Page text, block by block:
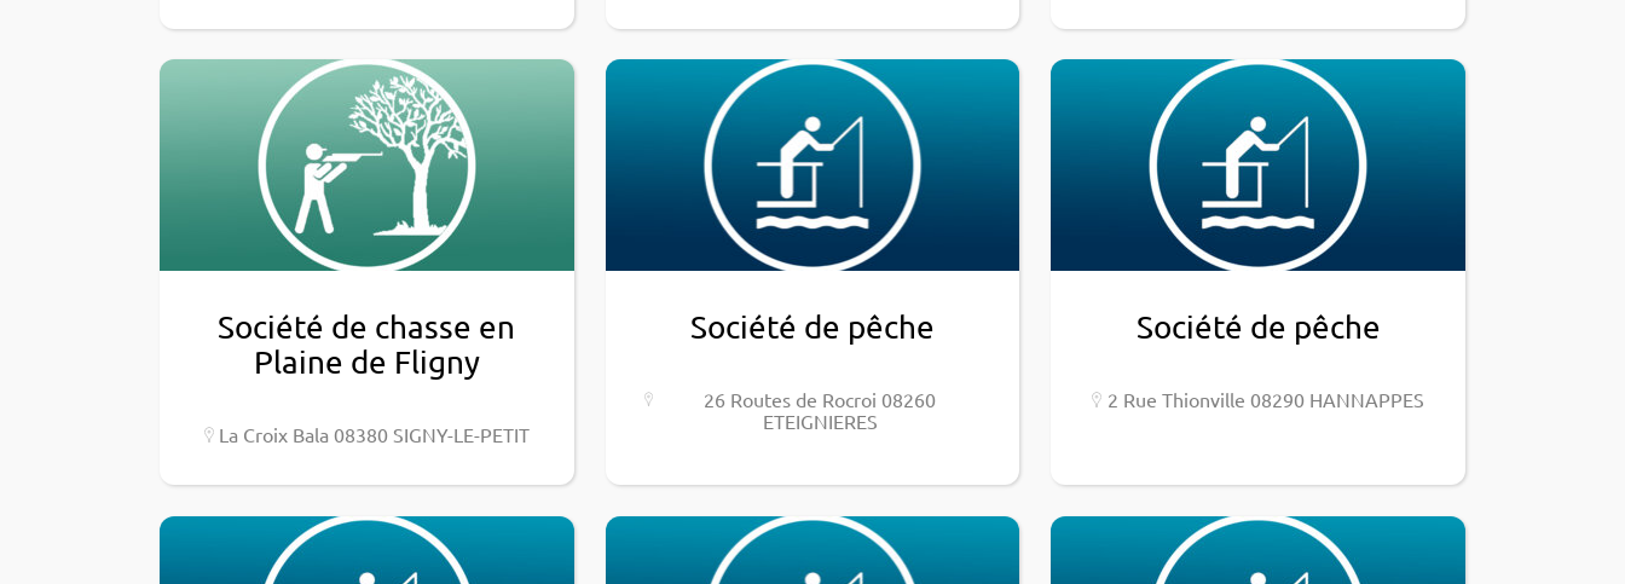
Société de chasse en
Plaine de Fligny
La Croix Bala 08380 SIGNY-LE-PETIT
Société de pêche
26 Routes de Rocroi 08260
ETEIGNIERES
Société de pêche
2 Rue Thion­ville 08290 HANNAPPES